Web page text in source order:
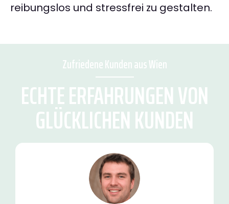
reibungslos und stressfrei zu gestalten.
Zufriedene Kunden aus Wien
ECHTE ERFAHRUNGEN VON
GLÜCKLICHEN KUNDEN